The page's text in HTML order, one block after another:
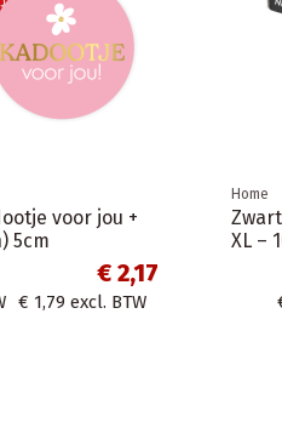
€ 20,56
excl. BTW € 16,93